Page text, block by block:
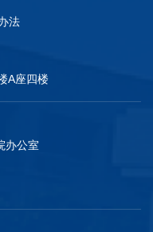
法
A座四楼
办公室